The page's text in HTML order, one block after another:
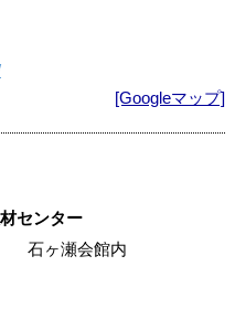
[Googleマップ]
センター
石ヶ瀬会館内